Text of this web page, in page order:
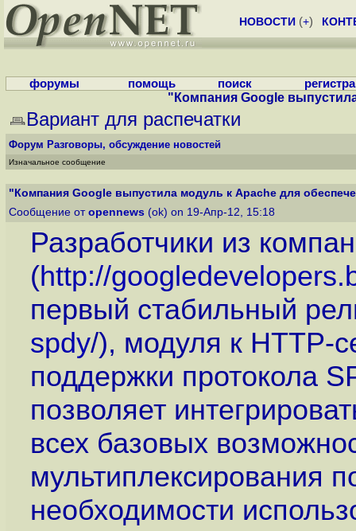
НОВОСТИ (+)
форумы помощь поиск
"Компания Google
Вариант для распечатки
Форум Разговоры, обсуждение новостей
Изначальное сообщение
"Компания Google выпустила модуль к Apache для
Сообщение от opennews (ok) on 19-Апр-12, 15:18
Разработчики из
(http://
первый стабильный
spdy/), модуля к HTTP-
поддержки протокола
позволяет
всех базовых
мультиплексирования
необходимости